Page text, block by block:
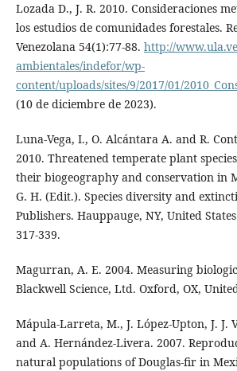
Lozada D., J. R. 2010. Consideraciones
los estudios de comunidades forestales.
Venezolana 54(1):77-88. http://
ambientales/indefor/wp-
content/uploads/sites/9/2017/01/
(10 de diciembre de 2023).
Luna-Vega, I., O. Alcántara A. and R.
2010. Threatened temperate plant
their biogeography and conservation in
G. H. (Edit.). Species diversity and
Publishers. Hauppauge, NY, United
317-339.
Magurran, A. E. 2004. Measuring
Blackwell Science, Ltd. Oxford, OX,
Mápula-Larreta, M., J. López-Upton, J. J.
and A. Hernández-Livera. 2007.
natural populations of Douglas-fir in